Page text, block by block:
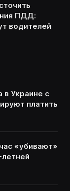
ПДД:
водителей
в Украине с
платить
«убивают»